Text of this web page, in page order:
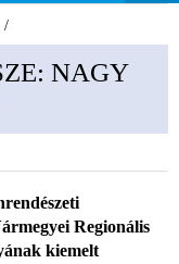
NAGY
Regionális
kiemelt